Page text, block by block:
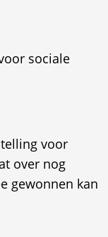
sociale
voor
over nog
gewonnen kan